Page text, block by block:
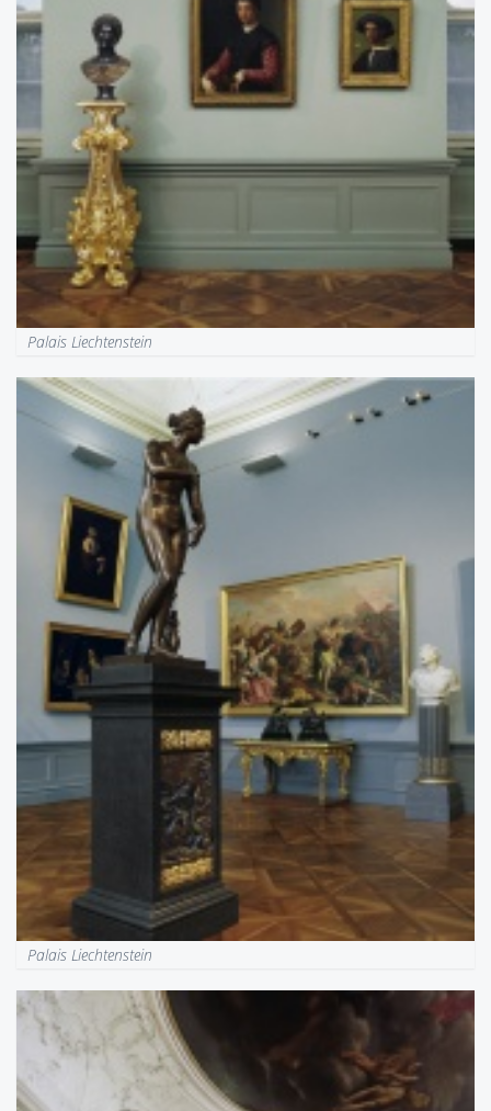
Palais Liechtenstein
Palais Liechtenstein